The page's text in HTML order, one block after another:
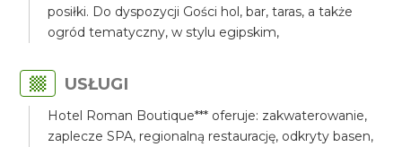
posiłki. Do dyspozycji Gości hol, bar, taras, a także
ogród tematyczny, w stylu egipskim,
USŁUGI
Hotel Roman Boutique*** oferuje: zakwaterowanie,
zaplecze SPA, regionalną restaurację, odkryty basen,